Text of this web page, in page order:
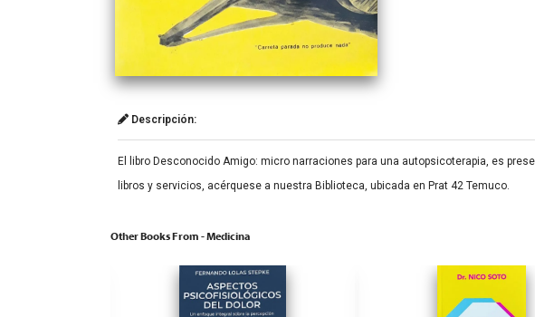
Descripción:
El libro Desconocido Amigo: micro narraciones para una autopsicoterapia, es
libros y servicios, acérquese a nuestra Biblioteca, ubicada en Prat 42 Temuco.
Other Books From - Medicina